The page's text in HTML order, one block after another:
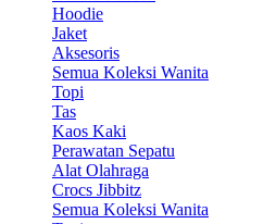
Hoodie
Jaket
Aksesoris
Semua Koleksi Wanita
Topi
Tas
Kaos Kaki
Perawatan Sepatu
Alat Olahraga
Crocs Jibbitz
Semua Koleksi Wanita